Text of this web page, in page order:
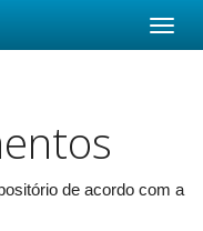
de acordo com a